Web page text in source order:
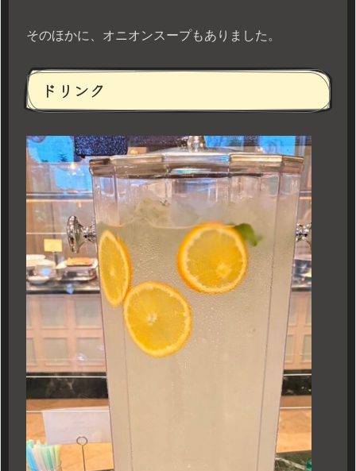
そのほかに、オニオンスープもありました。
ドリンク